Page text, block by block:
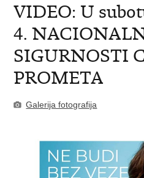
VIDEO: U
4.
SIGURNOSTI
PROMETA
Galerija fotografija